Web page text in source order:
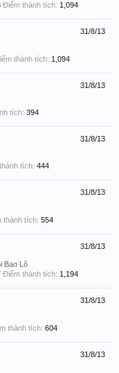
Điểm thành tích: 1,094
31/8/13
thành tích: 1,094
31/8/13
tích: 394
31/8/13
tích: 444
31/8/13
thành tích: 554
31/8/13
Bao Lô
Điểm thành tích: 1,194
31/8/13
thành tích: 604
31/8/13